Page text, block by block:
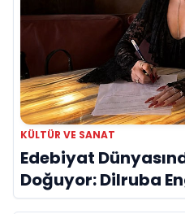
KÜLTÜR VE SANAT
Edebiyat
Doğuyor: Dilruba
Evreni ‘AVENOİR’